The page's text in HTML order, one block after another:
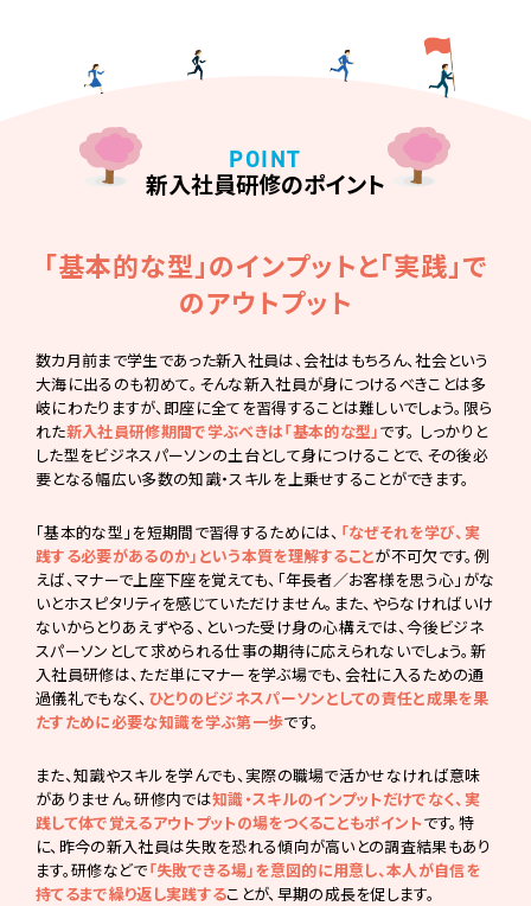
新入社員研修のポイント
「基本的な型」のインプットと「実践」で
のアウトプット
数カ月前まで学生であった新入社員は、会社はもちろん、社会という
大海に出るのも初めて。そんな新入社員が身につけるべきことは多
岐にわたりますが、即座に全てを習得することは難しいでしょう。限ら
れた新入社員研修期間で学ぶべきは「基本的な型」です。 しっかりと
した型をビジネスパーソンの土台として身につけることで、その後必
要となる幅広い多数の知識・スキルを上乗せすることができます。
「基本的な型」を短期間で習得するためには、 「なぜそれを学び、実
践する必要があるのか」という本質を理解することが不可欠です。例
えば、マナーで上座下座を覚えても、「年長者／お客様を思う心」がな
いとホスピタリティを感じていただけません。また、やらなければいけ
ないからとりあえずやる、といった受け身の心構えでは、今後ビジネ
スパーソンとして求められる仕事の期待に応えられないでしょう。新
入社員研修は、ただ単にマナーを学ぶ場でも、会社に入るための通
過儀礼でもなく、 ひとりのビジネスパーソンとしての責任と成果を果
たすために必要な知識を学ぶ第一歩です。
また、知識やスキルを学んでも、実際の職場で活かせなければ意味
がありません。研修内では知識・スキルのインプットだけでなく、実
践して体で覚えるアウトプットの場をつくることもポイントです。特
に、昨今の新入社員は失敗を恐れる傾向が高いとの調査結果もあり
ます。研修などで「失敗できる場」を意図的に用意し、本人が自信を
持てるまで繰り返し実践することが、早期の成長を促します。